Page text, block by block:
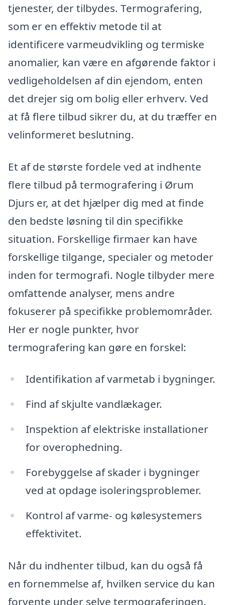
tjenester, der tilbydes. Termografering,
som er en effektiv metode til at
identificere varmeudvikling og termiske
anomalier, kan være en afgørende faktor i
vedligeholdelsen af din ejendom, enten
det drejer sig om bolig eller erhverv. Ved
at få flere tilbud sikrer du, at du træffer en
velinformeret beslutning.
Et af de største fordele ved at indhente
flere tilbud på termografering i Ørum
Djurs er, at det hjælper dig med at finde
den bedste løsning til din specifikke
situation. Forskellige firmaer kan have
forskellige tilgange, specialer og metoder
inden for termografi. Nogle tilbyder mere
omfattende analyser, mens andre
fokuserer på specifikke problemområder.
Her er nogle punkter, hvor
termografering kan gøre en forskel:
Identifikation af varmetab i bygninger.
Find af skjulte vandlækager.
Inspektion af elektriske installationer
for overophedning.
Forebyggelse af skader i bygninger
ved at opdage isoleringsproblemer.
Kontrol af varme- og kølesystemers
effektivitet.
Når du indhenter tilbud, kan du også få
en fornemmelse af, hvilken service du kan
forvente under selve termograferingen.